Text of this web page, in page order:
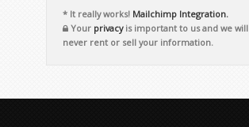
* It really works! Mailchimp Integration.
Your privacyis important to us and we will
never rent or sell your information.